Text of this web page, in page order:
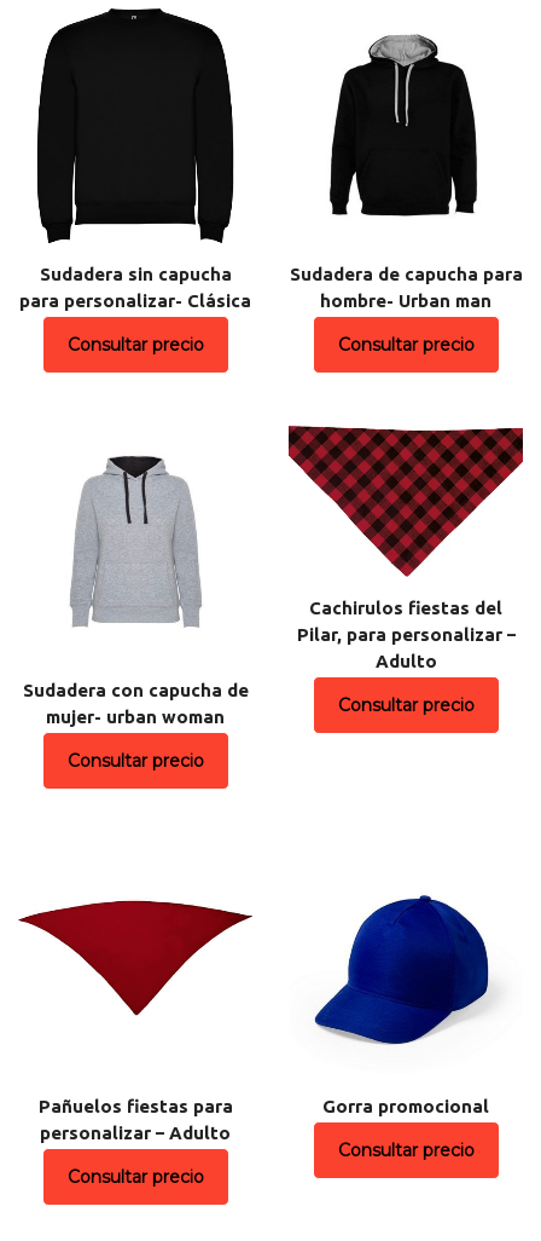
Sudadera sin capucha
para personalizar- Clásica
Consultar precio
Sudadera de capucha para
hombre- Urban man
Consultar precio
Sudadera con capucha de
mujer- urban woman
Consultar precio
Cachirulos fiestas del
Pilar, para personalizar –
Adulto
Consultar precio
Pañuelos fiestas para
personalizar – Adulto
Consultar precio
Gorra promocional
Consultar precio